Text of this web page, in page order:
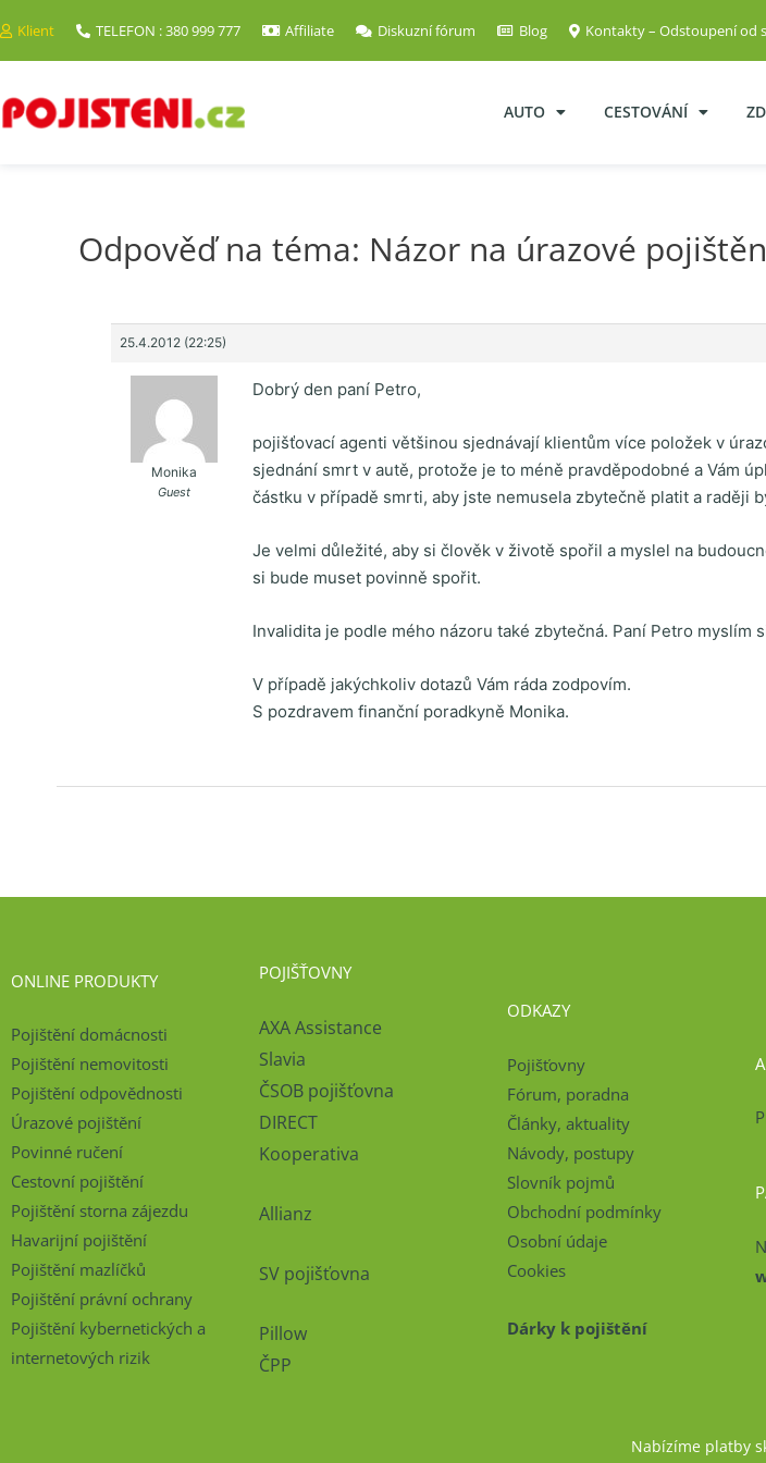
Klient TELEFON : 380 999 777 Affiliate Diskuzní fórum Blog Kontakty – Odstoupení od
AUTO CESTOVÁNÍ
Odpověď na téma: Názor na úrazové
25.4.2012 (22:25)
Monika
Guest
Dobrý den paní Petro,
pojišťovací agenti většinou sjednávají klientům více položek v
sjednání smrt v autě, protože je to méně pravděpodobné a Vám
částku v případě smrti, aby jste nemusela zbytečně platit a raději
Je velmi důležité, aby si člověk v životě spořil a myslel na
si bude muset povinně spořit.
Invalidita je podle mého názoru také zbytečná. Paní Petro myslím
V případě jakýchkoliv dotazů Vám ráda zodpovím.
S pozdravem finanční poradkyně Monika.
ONLINE PRODUKTY
Pojištění domácnosti
Pojištění nemovitosti
Pojištění odpovědnosti
Úrazové pojištění
Povinné ručení
Cestovní pojištění
Pojištění storna zájezdu
Havarijní pojištění
Pojištění mazlíčků
Pojištění právní ochrany
Pojištění kybernetických a
internetových rizik
POJIŠŤOVNY
AXA Assistance
Slavia
ČSOB pojišťovna
DIRECT
Kooperativa
Allianz
SV pojišťovna
Pillow
ČPP
ODKAZY
Pojišťovny
Fórum, poradna
Články, aktuality
Návody, postupy
Slovník pojmů
Obchodní podmínky
Osobní údaje
Cookies
Dárky k pojištění
Nabízíme platby